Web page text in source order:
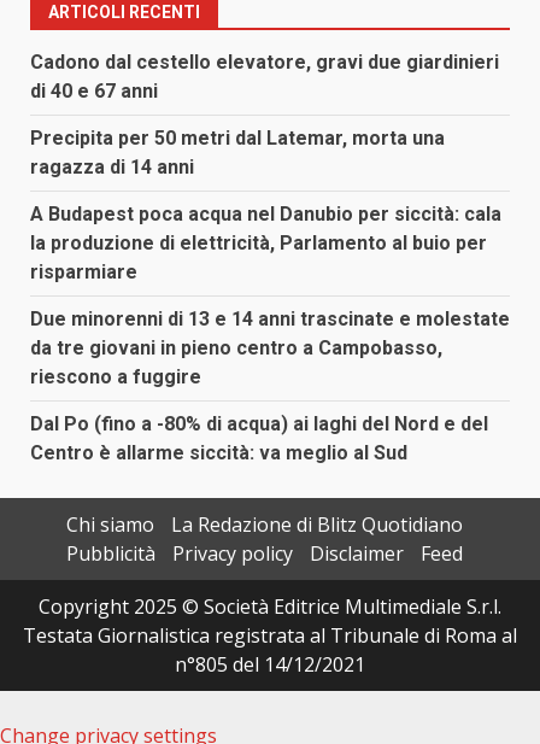
ARTICOLI RECENTI
Cadono dal cestello elevatore, gravi due giardinieri
di 40 e 67 anni
Precipita per 50 metri dal Latemar, morta una
ragazza di 14 anni
A Budapest poca acqua nel Danubio per siccità: cala
la produzione di elettricità, Parlamento al buio per
risparmiare
Due minorenni di 13 e 14 anni trascinate e molestate
da tre giovani in pieno centro a Campobasso,
riescono a fuggire
Dal Po (fino a -80% di acqua) ai laghi del Nord e del
Centro è allarme siccità: va meglio al Sud
Chi siamo
La Redazione di Blitz Quotidiano
Pubblicità
Privacy policy Disclaimer
Feed
Copyright 2025 © Società Editrice Multimediale S.r.l.
Testata Giornalistica registrata al Tribunale di Roma al
n°805 del 14/12/2021
Change privacy settings